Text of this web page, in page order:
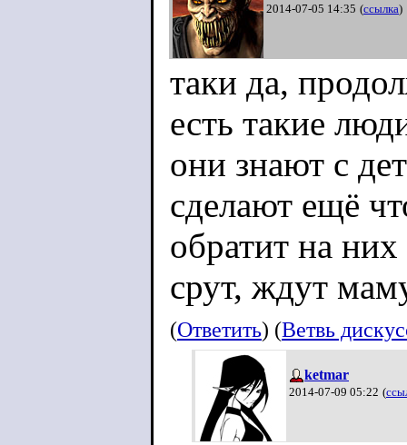
2014-07-05 14:35 (ссылка)
таки да,
есть такие
они знают с
сделают ещё
обратит на
срут, ждут
(Ответить) (Ветвь
ketmar
2014-07-09 05:22 (